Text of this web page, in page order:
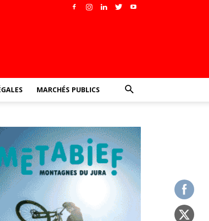
MARCHÉS PUBLICS